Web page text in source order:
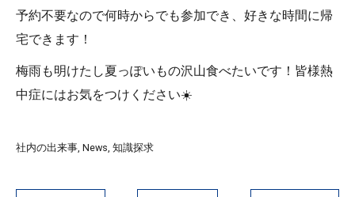
予約不要なので何時からでも参加でき、好きな時間に帰
宅できます！
梅雨も明けたし夏っぽいもの沢山食べたいです！皆様熱
中症にはお気をつけください☀️
社内の出来事 News 知識探求